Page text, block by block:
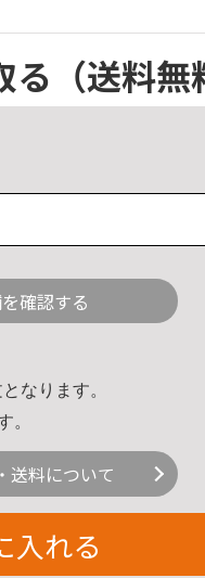
る （送料無
確認する
なります。
。
送料について
入れる